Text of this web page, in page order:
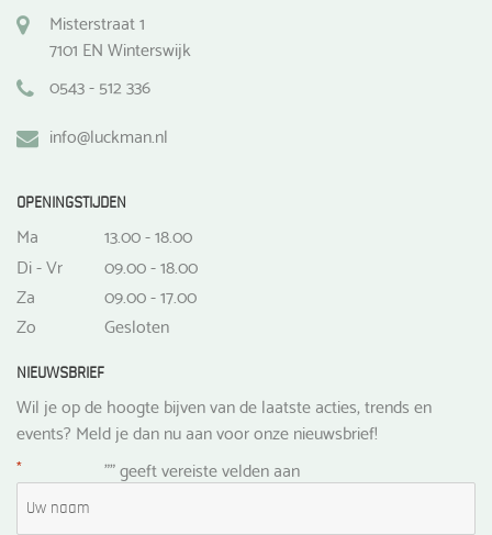
Misterstraat 1
7101 EN Winterswijk
0543 - 512 336
info@luckman.nl
OPENINGSTIJDEN
Ma
13.00 - 18.00
Di - Vr
09.00 - 18.00
Za
09.00 - 17.00
Zo
Gesloten
NIEUWSBRIEF
Wil je op de hoogte bijven van de laatste acties, trends en
events? Meld je dan nu aan voor onze nieuwsbrief!
"
* " geeft vereiste velden aan